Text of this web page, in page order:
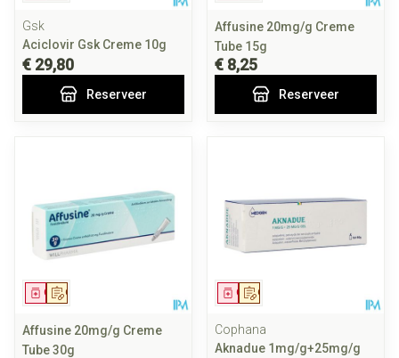
Gsk
Aciclovir Gsk Creme 10g
€ 29,80
Reserveer
Affusine 20mg/g Creme
Tube 15g
€ 8,25
Reserveer
Op voorschrift
Geneesmiddel
Affusine 20mg/g Creme
Tube 30g
Op voorschrift
Geneesmiddel
Cophana
Aknadue 1mg/g+25mg/g